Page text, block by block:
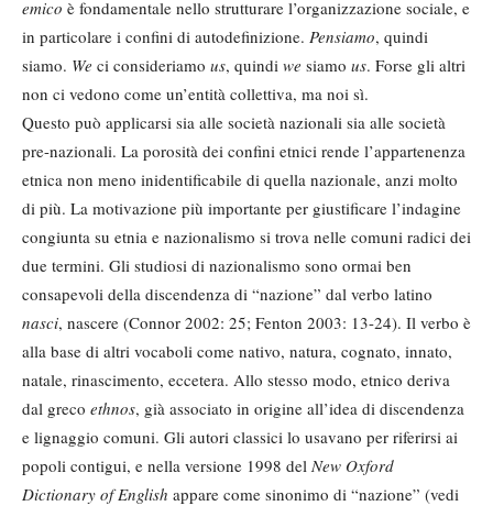
emico è fondamentale nello strutturare l’organizzazione sociale, e
in particolare i confini di autodefinizione. Pensiamo, quindi
siamo. We ci consideriamo us, quindi we siamo us. Forse gli altri
non ci vedono come un’entità collettiva, ma noi sì.
Questo può applicarsi sia alle società nazionali sia alle società
pre-nazionali. La porosità dei confini etnici rende l’appartenenza
etnica non meno inidentificabile di quella nazionale, anzi molto
di più. La motivazione più importante per giustificare l’indagine
congiunta su etnia e nazionalismo si trova nelle comuni radici dei
due termini. Gli studiosi di nazionalismo sono ormai ben
consapevoli della discendenza di “nazione” dal verbo latino
nasci, nascere (Connor 2002: 25; Fenton 2003: 13-24). Il verbo è
alla base di altri vocaboli come nativo, natura, cognato, innato,
natale, rinascimento, eccetera. Allo stesso modo, etnico deriva
dal greco ethnos, già associato in origine all’idea di discendenza
e lignaggio comuni. Gli autori classici lo usavano per riferirsi ai
popoli contigui, e nella versione 1998 del New Oxford
Dictionary of English appare come sinonimo di “nazione” (vedi